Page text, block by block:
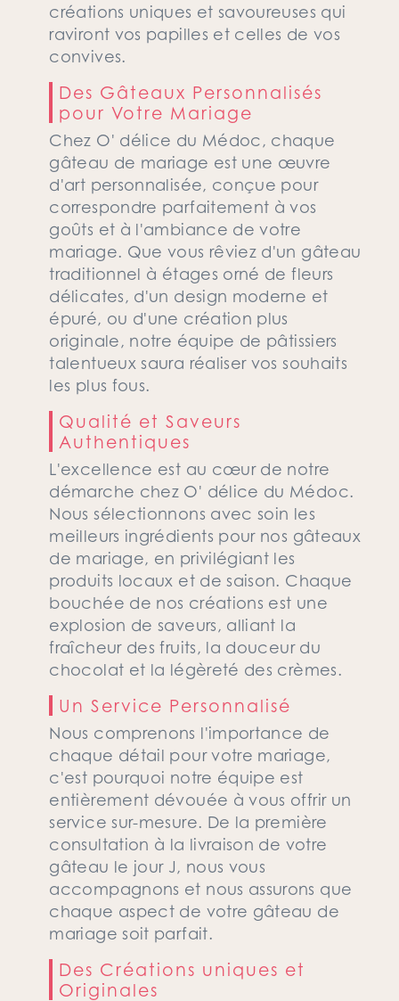
créations uniques et savoureuses qui
raviront vos papilles et celles de vos
convives.
Des Gâteaux Personnalisés
pour Votre Mariage
Chez O' délice du Médoc, chaque
gâteau de mariage est une œuvre
d'art personnalisée, conçue pour
correspondre parfaitement à vos
goûts et à l'ambiance de votre
mariage. Que vous rêviez d'un gâteau
traditionnel à étages orné de fleurs
délicates, d'un design moderne et
épuré, ou d'une création plus
originale, notre équipe de pâtissiers
talentueux saura réaliser vos souhaits
les plus fous.
Qualité et Saveurs
Authentiques
L'excellence est au cœur de notre
démarche chez O' délice du Médoc.
Nous sélectionnons avec soin les
meilleurs ingrédients pour nos gâteaux
de mariage, en privilégiant les
produits locaux et de saison. Chaque
bouchée de nos créations est une
explosion de saveurs, alliant la
fraîcheur des fruits, la douceur du
chocolat et la légèreté des crèmes.
Un Service Personnalisé
Nous comprenons l'importance de
chaque détail pour votre mariage,
c'est pourquoi notre équipe est
entièrement dévouée à vous offrir un
service sur-mesure. De la première
consultation à la livraison de votre
gâteau le jour J, nous vous
accompagnons et nous assurons que
chaque aspect de votre gâteau de
mariage soit parfait.
Des Créations uniques et
Originales